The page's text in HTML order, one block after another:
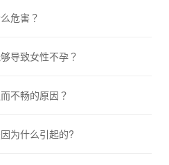
危害？
导致女性不孕？
不畅的原因？
为什么引起的?